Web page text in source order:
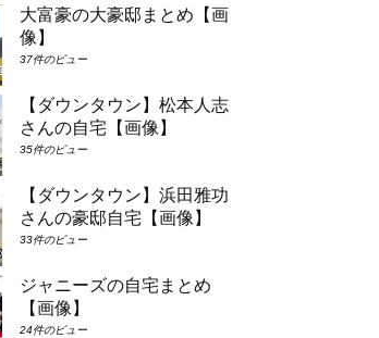
大富豪の大豪邸まとめ【画
像】
37件のビュー
【ダウンタウン】松本人志
さんの自宅【画像】
35件のビュー
【ダウンタウン】浜田雅功
さんの豪邸自宅【画像】
33件のビュー
ジャニーズの自宅まとめ
【画像】
24件のビュー